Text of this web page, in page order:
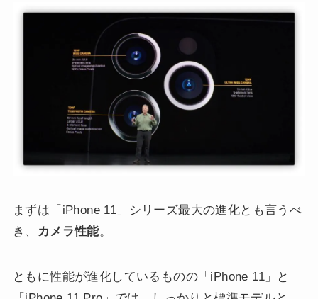
まずは「iPhone 11」シリーズ最大の進化とも言うべ
き、
カメラ性能。
ともに性能が進化しているものの「iPhone 11」と